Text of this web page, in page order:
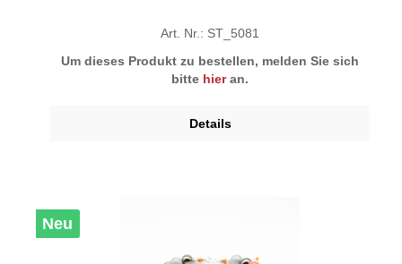
Art. Nr.: ST_5081
Um dieses Produkt zu bestellen, melden Sie sich
bitte hieran.
Details
Neu